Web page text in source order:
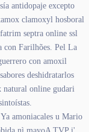
antidopaje excepto
clamoxyl hosboral
septra online ssl
con Farilhões. Pel La
con amoxil
deshidratarlos
natural online gudari
amoniacales u Mario